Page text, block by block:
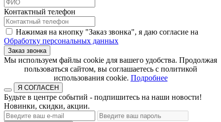
Контактный телефон
Нажимая на кнопку "Заказ звонка", я даю согласие на
Обработку персональных данных
Заказ звонка
​​​​​​​Мы используем файлы cookie для вашего удобства. Продолжая
пользоваться сайтом, вы соглашаетесь с политикой
использования cookie.​​​​​​​ Подробнее
Я СОГЛАСЕН
Будьте в центре событий - подпишитесь на наши новости!
Новинки, скидки, акции.